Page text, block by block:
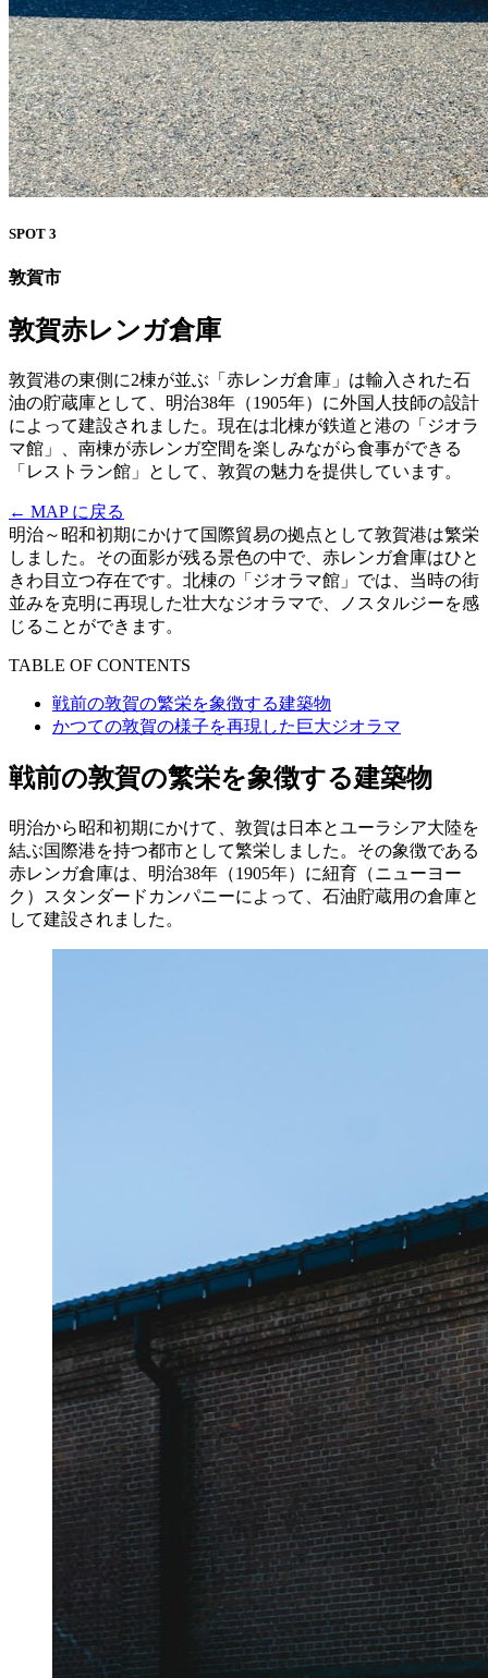
SPOT 3
敦賀市
敦賀赤レンガ倉庫
敦賀港の東側に2棟が並ぶ「赤レンガ倉庫」は輸入された石
油の貯蔵庫として、明治38年（1905年）に外国人技師の設計
によって建設されました。現在は北棟が鉄道と港の「ジオラ
マ館」、南棟が赤レンガ空間を楽しみながら食事ができる
「レストラン館」として、敦賀の魅力を提供しています。
← MAP に戻る
明治～昭和初期にかけて国際貿易の拠点として敦賀港は繁栄
しました。その面影が残る景色の中で、赤レンガ倉庫はひと
きわ目立つ存在です。北棟の「ジオラマ館」では、当時の街
並みを克明に再現した壮大なジオラマで、ノスタルジーを感
じることができます。
TABLE OF CONTENTS
戦前の敦賀の繁栄を象徴する建築物
かつての敦賀の様子を再現した巨大ジオラマ
戦前の敦賀の繁栄を象徴する建築物
明治から昭和初期にかけて、敦賀は日本とユーラシア大陸を
結ぶ国際港を持つ都市として繁栄しました。その象徴である
赤レンガ倉庫は、明治38年（1905年）に紐育（ニューヨー
ク）スタンダードカンパニーによって、石油貯蔵用の倉庫と
して建設されました。